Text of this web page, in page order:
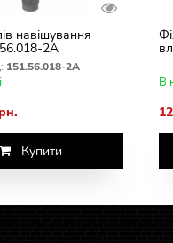
навішування
2А
151.56.018-2А
Купити
В